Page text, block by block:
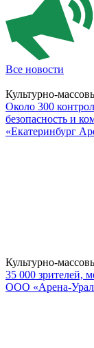
Все новости
Культурно-
Около 300
безопасность и
«Екатеринбург
Культурно-
35 000 зрителей,
ООО «Арена-